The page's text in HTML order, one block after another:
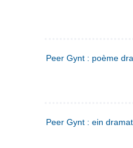
Peer Gynt : poème
Peer Gynt : ein